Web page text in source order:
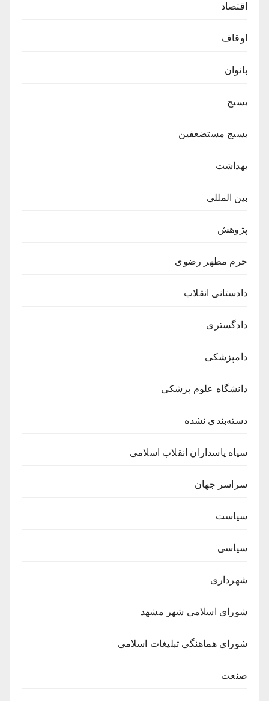
اقتصاد
اوقاف
بانوان
بسیج
بسیج مستضعفین
بهداشت
بین المللی
پژوهش
حرم مطهر رضوی
دادستانی انقلاب
دادگستری
دامپزشکی
دانشگاه علوم پزشکی
دسته‌بندی نشده
سپاه پاسداران انقلاب اسلامی
سراسر جهان
سیاست
سیاسی
شهرداری
شورای اسلامی شهر مشهد
شورای هماهنگی تبلیغات اسلامی
صنعت